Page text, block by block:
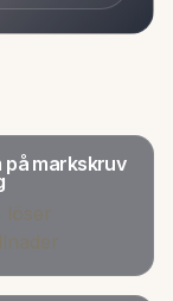
på markskruv
löser